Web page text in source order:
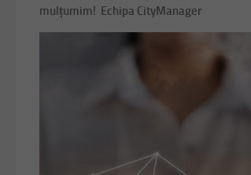
mulțumim! Echipa CityManager